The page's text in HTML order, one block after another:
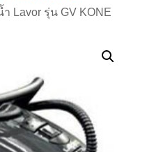
Lavor รุ่น GV KONE